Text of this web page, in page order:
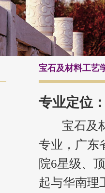
宝石及材料工艺
专业定位
宝石及材
专业，广东
院6星级、
起与华南理